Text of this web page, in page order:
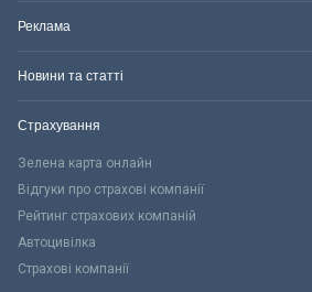
Реклама
Новини та статті
Страхування
Зелена карта онлайн
Відгуки про страхові компанії
Рейтинг страхових компаній
Автоцивілка
Страхові компанії